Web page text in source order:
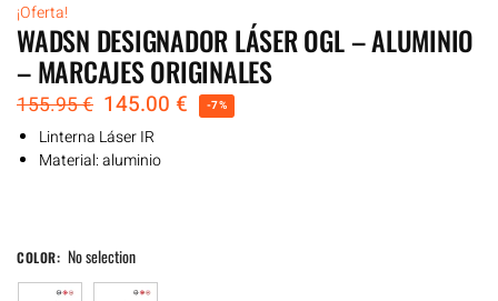
¡Oferta!
WADSN DESIGNADOR LÁSER OGL – ALUMINIO
– MARCAJES ORIGINALES
155.95€ 145.00 € -7%
Linterna Láser IR
Material: aluminio
COLOR: No selection